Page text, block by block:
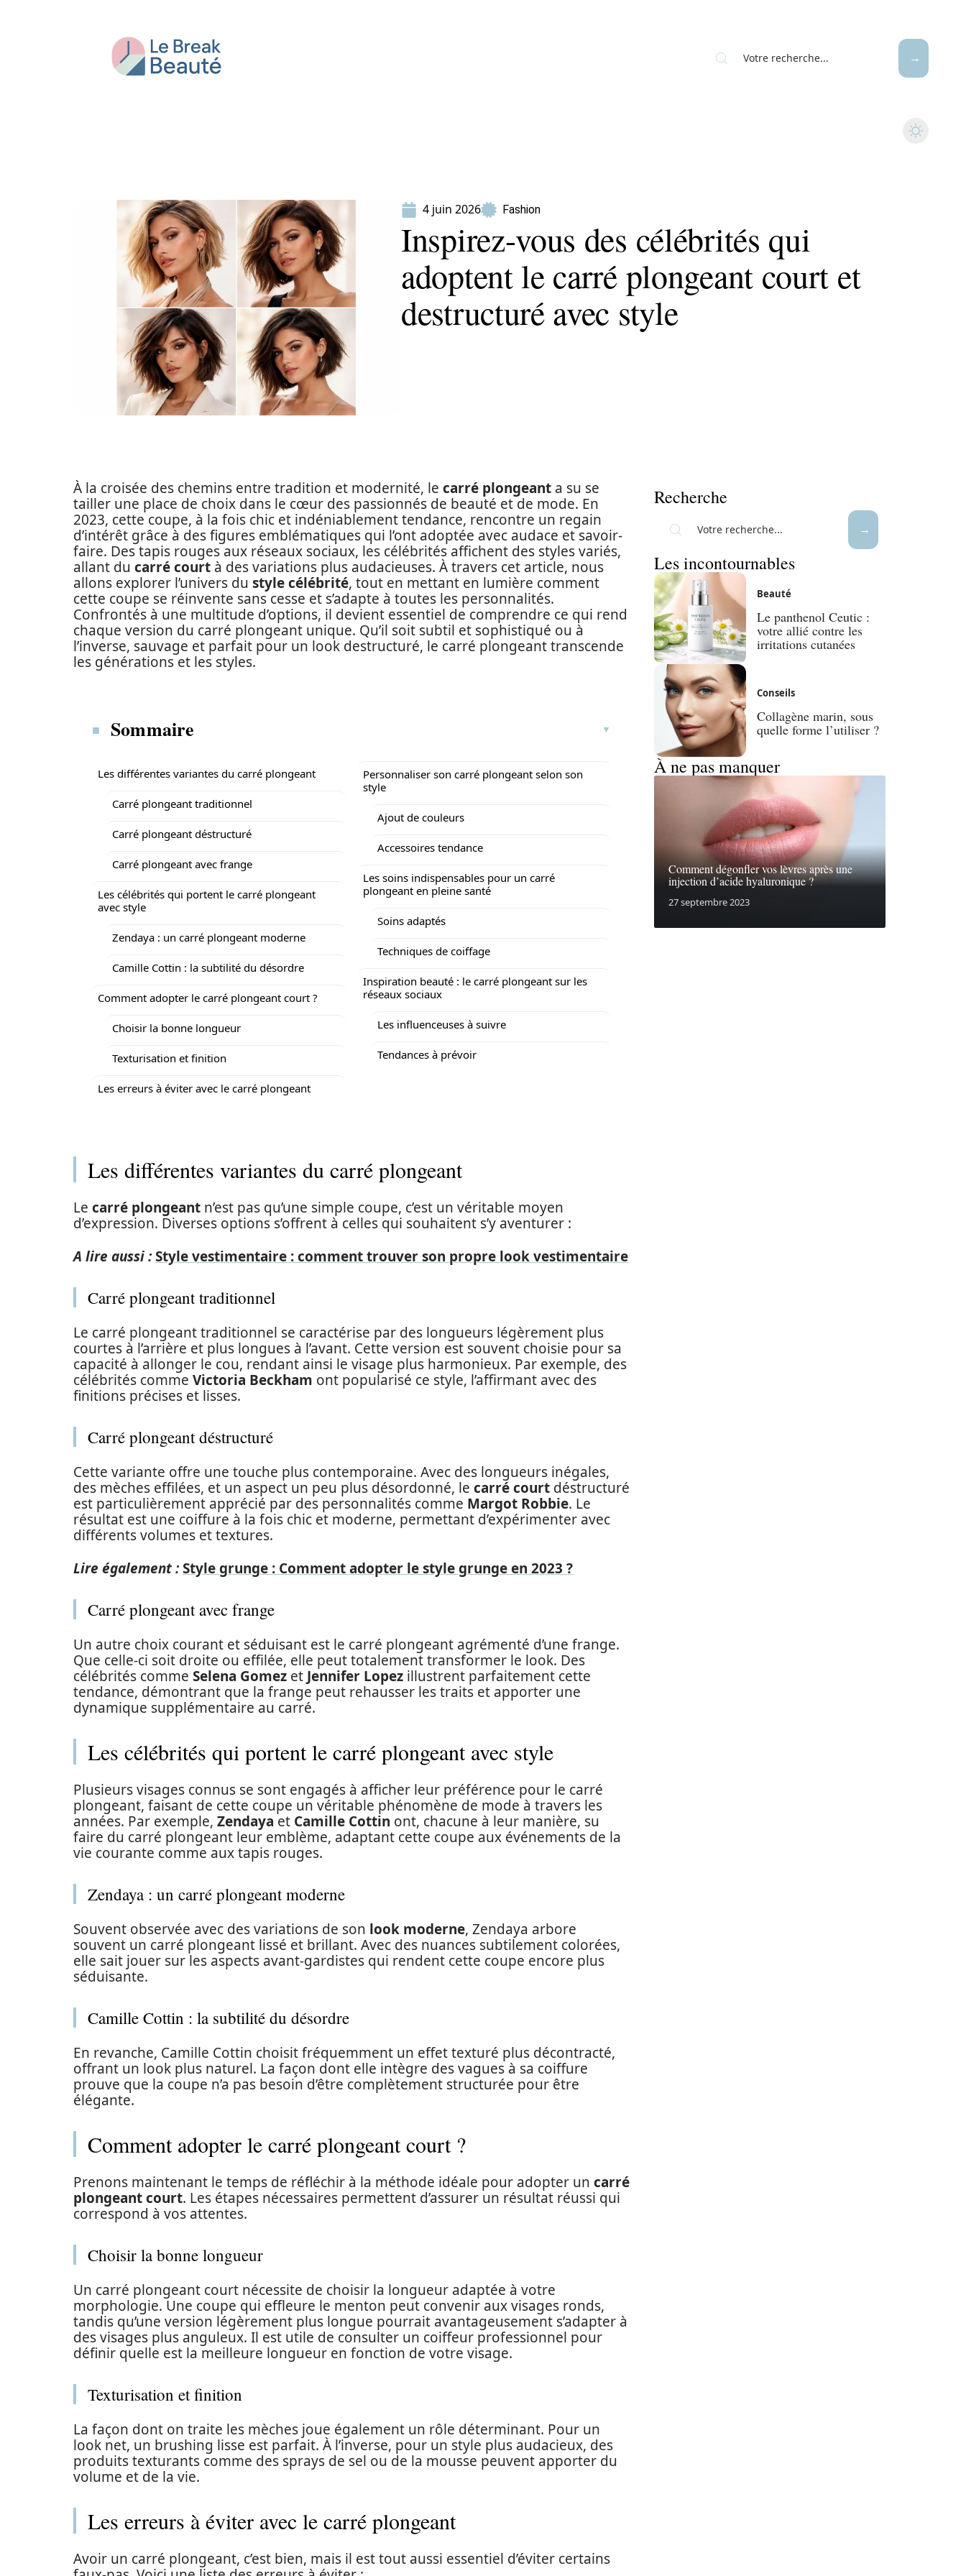
4 juin 2026 Fashion
Inspirez-vous des célébrités qui
adoptent le carré plongeant court et
destructuré avec style
À la croisée des chemins entre tradition et modernité, le carré plongeant a su se
tailler une place de choix dans le cœur des passionnés de beauté et de mode. En
2023, cette coupe, à la fois chic et indéniablement tendance, rencontre un regain
d’intérêt grâce à des figures emblématiques qui l’ont adoptée avec audace et savoir-
faire. Des tapis rouges aux réseaux sociaux, les célébrités affichent des styles variés,
allant du carré court à des variations plus audacieuses. À travers cet article, nous
allons explorer l’univers du style célébrité, tout en mettant en lumière comment
cette coupe se réinvente sans cesse et s’adapte à toutes les personnalités.
Confrontés à une multitude d’options, il devient essentiel de comprendre ce qui rend
chaque version du carré plongeant unique. Qu’il soit subtil et sophistiqué ou à
l’inverse, sauvage et parfait pour un look destructuré, le carré plongeant transcende
les générations et les styles.
Sommaire
Les différentes variantes du carré plongeant
Carré plongeant traditionnel
Carré plongeant déstructuré
Carré plongeant avec frange
Les célébrités qui portent le carré plongeant
avec style
Zendaya : un carré plongeant moderne
Camille Cottin : la subtilité du désordre
Comment adopter le carré plongeant court ?
Choisir la bonne longueur
Texturisation et finition
Les erreurs à éviter avec le carré plongeant
Personnaliser son carré plongeant selon son
style
Ajout de couleurs
Accessoires tendance
Les soins indispensables pour un carré
plongeant en pleine santé
Soins adaptés
Techniques de coiffage
Inspiration beauté : le carré plongeant sur les
réseaux sociaux
Les influenceuses à suivre
Tendances à prévoir
Les différentes variantes du carré plongeant
Le carré plongeant n’est pas qu’une simple coupe, c’est un véritable moyen
d’expression. Diverses options s’offrent à celles qui souhaitent s’y aventurer :
A lire aussi :Style vestimentaire : comment trouver son propre look vestimentaire
Carré plongeant traditionnel
Le carré plongeant traditionnel se caractérise par des longueurs légèrement plus
courtes à l’arrière et plus longues à l’avant. Cette version est souvent choisie pour sa
capacité à allonger le cou, rendant ainsi le visage plus harmonieux. Par exemple, des
célébrités comme Victoria Beckham ont popularisé ce style, l’affirmant avec des
finitions précises et lisses.
Carré plongeant déstructuré
Cette variante offre une touche plus contemporaine. Avec des longueurs inégales,
des mèches effilées, et un aspect un peu plus désordonné, le carré court déstructuré
est particulièrement apprécié par des personnalités comme Margot Robbie. Le
résultat est une coiffure à la fois chic et moderne, permettant d’expérimenter avec
différents volumes et textures.
Lire également :Style grunge : Comment adopter le style grunge en 2023 ?
Carré plongeant avec frange
Un autre choix courant et séduisant est le carré plongeant agrémenté d’une frange.
Que celle-ci soit droite ou effilée, elle peut totalement transformer le look. Des
célébrités comme Selena Gomez et Jennifer Lopez illustrent parfaitement cette
tendance, démontrant que la frange peut rehausser les traits et apporter une
dynamique supplémentaire au carré.
Les célébrités qui portent le carré plongeant avec style
Plusieurs visages connus se sont engagés à afficher leur préférence pour le carré
plongeant, faisant de cette coupe un véritable phénomène de mode à travers les
années. Par exemple, Zendaya et Camille Cottin ont, chacune à leur manière, su
faire du carré plongeant leur emblème, adaptant cette coupe aux événements de la
vie courante comme aux tapis rouges.
Zendaya : un carré plongeant moderne
Souvent observée avec des variations de son look moderne, Zendaya arbore
souvent un carré plongeant lissé et brillant. Avec des nuances subtilement colorées,
elle sait jouer sur les aspects avant-gardistes qui rendent cette coupe encore plus
séduisante.
Camille Cottin : la subtilité du désordre
En revanche, Camille Cottin choisit fréquemment un effet texturé plus décontracté,
offrant un look plus naturel. La façon dont elle intègre des vagues à sa coiffure
prouve que la coupe n’a pas besoin d’être complètement structurée pour être
élégante.
Comment adopter le carré plongeant court ?
Prenons maintenant le temps de réfléchir à la méthode idéale pour adopter un carré
plongeant court. Les étapes nécessaires permettent d’assurer un résultat réussi qui
correspond à vos attentes.
Choisir la bonne longueur
Un carré plongeant court nécessite de choisir la longueur adaptée à votre
morphologie. Une coupe qui effleure le menton peut convenir aux visages ronds,
tandis qu’une version légèrement plus longue pourrait avantageusement s’adapter à
des visages plus anguleux. Il est utile de consulter un coiffeur professionnel pour
définir quelle est la meilleure longueur en fonction de votre visage.
Texturisation et finition
La façon dont on traite les mèches joue également un rôle déterminant. Pour un
look net, un brushing lisse est parfait. À l’inverse, pour un style plus audacieux, des
produits texturants comme des sprays de sel ou de la mousse peuvent apporter du
volume et de la vie.
Les erreurs à éviter avec le carré plongeant
Avoir un carré plongeant, c’est bien, mais il est tout aussi essentiel d’éviter certains
Recherche
Les incontournables
Beauté
Le panthenol Ceutic :
votre allié contre les
irritations cutanées
Conseils
Collagène marin, sous
quelle forme l’utiliser ?
À ne pas manquer
Comment dégonfler vos lèvres après une
injection d’acide hyaluronique ?
27 septembre 2023